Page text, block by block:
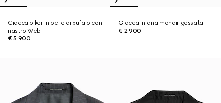
Giacca biker in pelle di bufalo con
nastro Web
€ 5.900
Giacca in lana mohair gessata
€ 2.900